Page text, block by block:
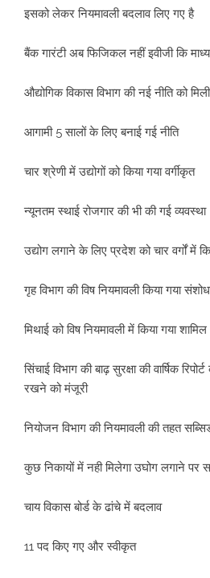
इसको लेकर नियमावली बदलाव लिए गए है
बैंक गारंटी अब फिजिकल नहीं इवीजी कि
औद्योगिक विकास विभाग की नई नीति को
आगामी 5 सालों के लिए बनाई गई नीति
चार श्रेणी में उद्योगों को किया गया वर्गीकृत
न्यूनतम स्थाई रोजगार की भी की गई व्यवस्था
उद्योग लगाने के लिए प्रदेश को चार वर्गों में
गृह विभाग की विष नियमावली किया गया
मिथाई को विष नियमावली में किया गया शामिल
सिंचाई विभाग की बाढ़ सुरक्षा की वार्षिक
रखने को मंजूरी
नियोजन विभाग की नियमावली की तहत
कुछ निकायों में नही मिलेगा उघोग लगाने पर
चाय विकास बोर्ड के ढांचे में बदलाव
11 पद किए गए और स्वीकृत